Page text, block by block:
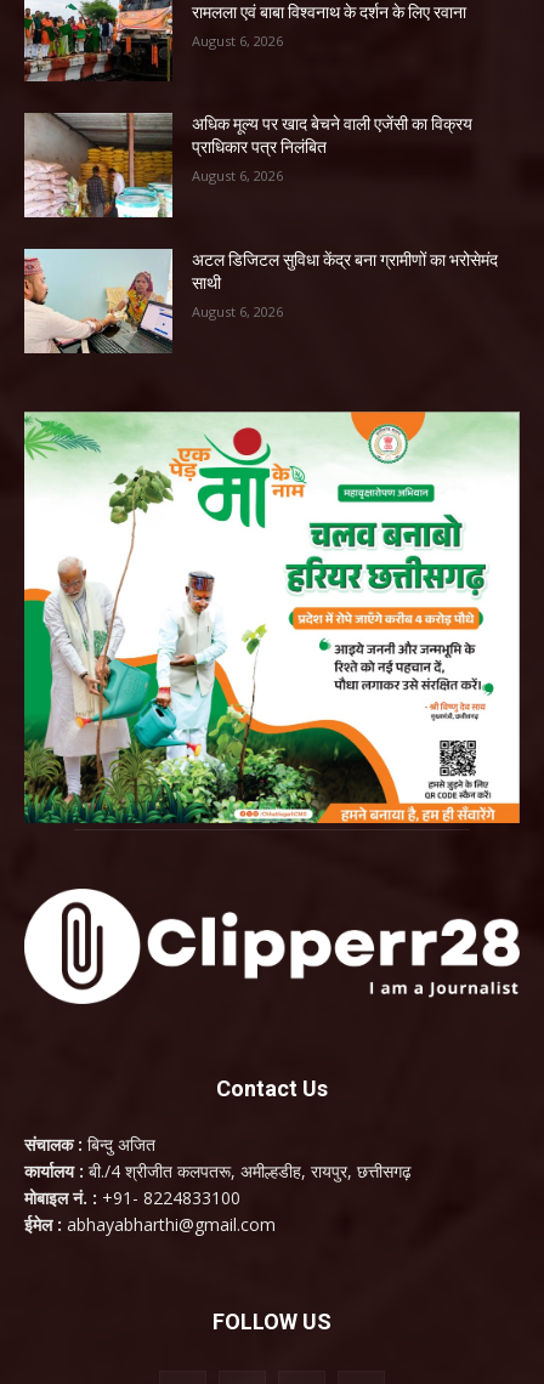
रामलला एवं बाबा विश्वनाथ के दर्शन के लिए रवाना
August 6, 2026
अधिक मूल्य पर खाद बेचने वाली एजेंसी का विक्रय
प्राधिकार पत्र निलंबित
August 6, 2026
अटल डिजिटल सुविधा केंद्र बना ग्रामीणों का भरोसेमंद
साथी
August 6, 2026
Contact Us
संचालक : बिन्दु अजित
कार्यालय : बी./4 श्रीजीत कलपतरू, अमील्हडीह, रायपुर, छत्तीसगढ़
मोबाइल नं. : +91- 8224833100
ईमेल : abhayabharthi@gmail.com
FOLLOW US